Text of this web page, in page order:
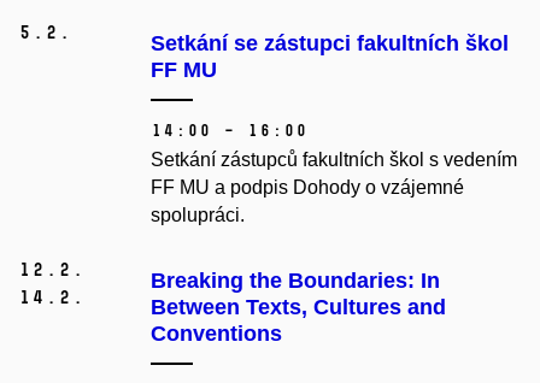
5. 2.
Setkání se zástupci fakultních škol
FF MU
14:00 – 16:00
Setkání zástupců fakultních škol s vedením
FF MU a podpis Dohody o vzájemné
spolupráci.
12. 2.
14. 2.
Breaking the Boundaries: In
Between Texts, Cultures and
Conventions